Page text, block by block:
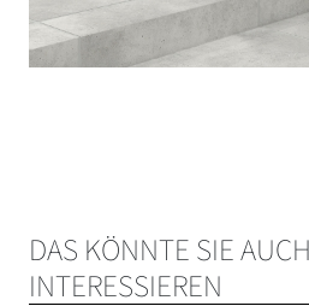
DAS KÖNNTE SIE AUCH
INTERESSIEREN